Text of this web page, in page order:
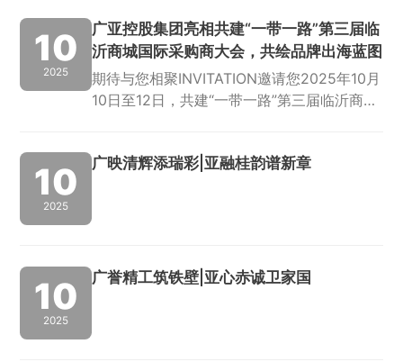
融合创新技术与严谨工艺，依托全产业链布
局、全...
10
2025
广亚控股集团亮相共建“一带一路”第三届临
沂商城国际采购商大会，共绘品牌出海蓝图
期待与您相聚INVITATION邀请您2025年10月
10日至12日，共建“一带一路”第三届临沂商城
广亚控股集团山东基地携...
10
2025
广映清辉添瑞彩|亚融桂韵谱新章
10
2025
广誉精工筑铁壁|亚心赤诚卫家国